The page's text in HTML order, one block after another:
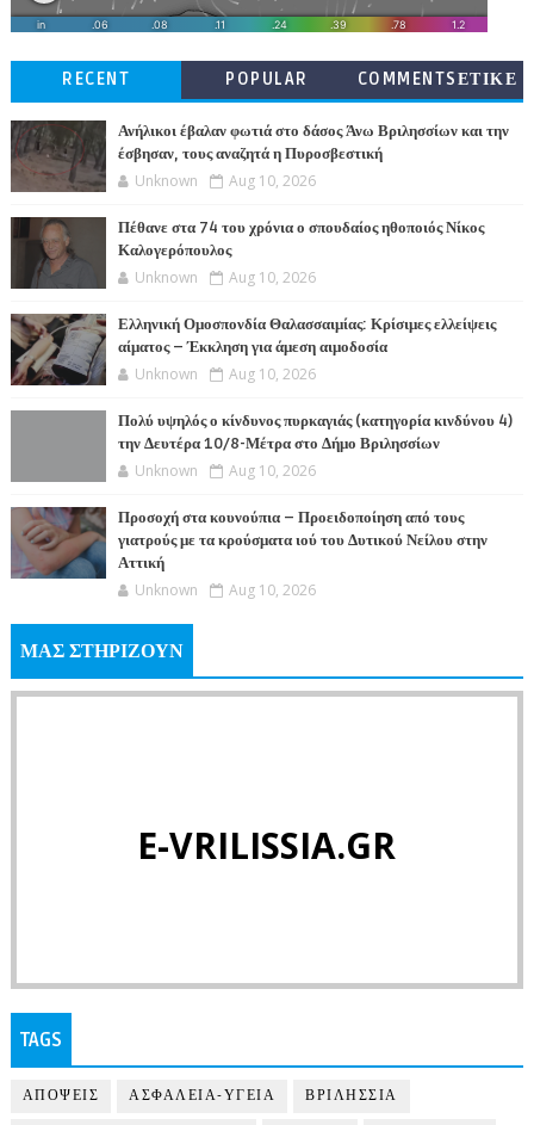
RECENT POPULAR
COMMENTSΕΤΙΚΕ
Ανήλικοι έβαλαν φωτιά στο δάσος Άνω Βριλησσίων και την
έσβησαν, τους αναζητά η Πυροσβεστική
Unknown Aug 10, 2026
Πέθανε στα 74 του χρόνια ο σπουδαίος ηθοποιός Νίκος
Καλογερόπουλος
Unknown Aug 10, 2026
Ελληνική Ομοσπονδία Θαλασσαιμίας: Κρίσιμες ελλείψεις
αίματος – Έκκληση για άμεση αιμοδοσία
Unknown Aug 10, 2026
Πολύ υψηλός ο κίνδυνος πυρκαγιάς (κατηγορία κινδύνου 4)
την Δευτέρα 10/8-Μέτρα στο Δήμο Βριλησσίων
Unknown Aug 10, 2026
Προσοχή στα κουνούπια – Προειδοποίηση από τους
γιατρούς με τα κρούσματα ιού του Δυτικού Νείλου στην
Αττική
Unknown Aug 10, 2026
ΜΑΣ ΣΤΗΡΙΖΟΥΝ
E-VRILISSIA.GR
TAGS
ΑΠΟΨΕΙΣ ΑΣΦΑΛΕΙΑ-ΥΓΕΙΑ ΒΡΙΛΗΣΣΙΑ